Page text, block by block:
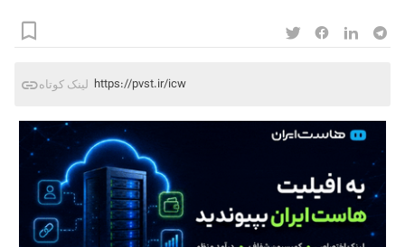
لینک کوتاه https://pvst.ir/icw